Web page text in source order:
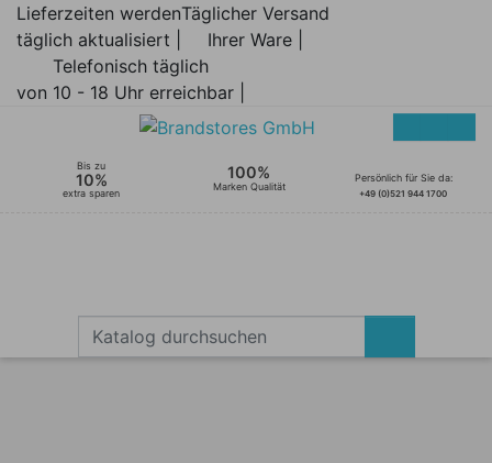
Lieferzeiten werden
täglich aktualisiert |
Täglicher Versand
Ihrer Ware |
Telefonisch täglich
von 10 - 18 Uhr erreichbar |
Bis zu
10%
extra sparen
100%
Marken Qualität
Persönlich für Sie da:
+49 (0)521 944 1700